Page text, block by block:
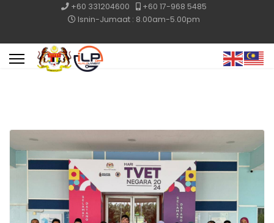
+60 331204600
+60 17-968 5485
Isnin-Jumaat : 8.00am-5.00pm